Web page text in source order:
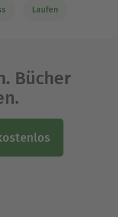
Laufen
Bücher